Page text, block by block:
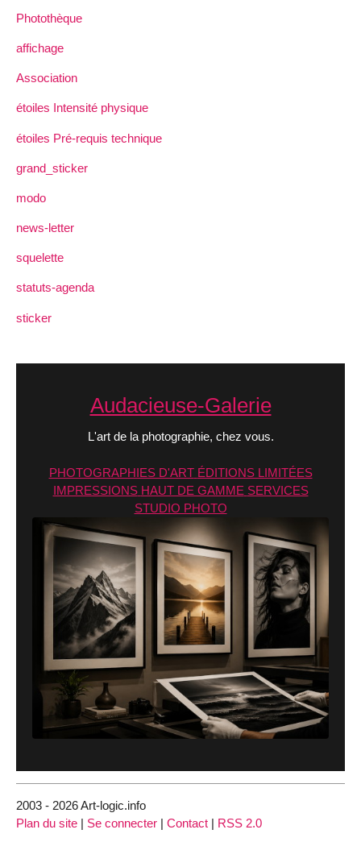
Photothèque
affichage
Association
étoiles Intensité physique
étoiles Pré-requis technique
grand_sticker
modo
news-letter
squelette
statuts-agenda
sticker
Audacieuse-Galerie
L'art de la photographie, chez vous.
PHOTOGRAPHIES D'ART ÉDITIONS LIMITÉES
IMPRESSIONS HAUT DE GAMME SERVICES
STUDIO PHOTO
2003 - 2026 Art-logic.info
Plan du site | Se connecter | Contact | RSS 2.0